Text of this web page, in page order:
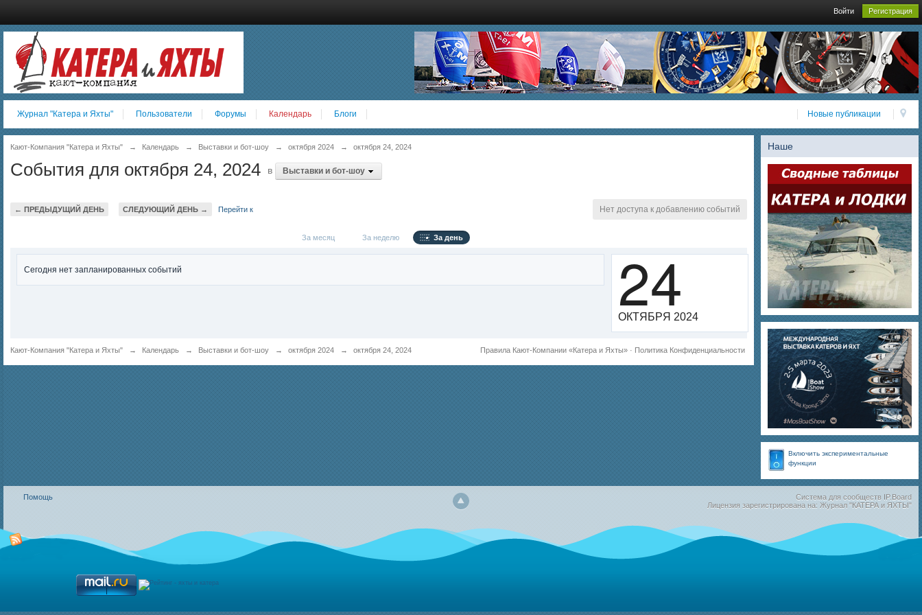
Войти Регистрация
Новые публикации
Журнал "Катера и Яхты" Пользователи Форумы Календарь Блоги
Наше
Включить экспериментальные
функции
Кают-Компания "Катера и Яхты" → Календарь → Выставки и бот-шоу → октября 2024 → октября 24, 2024
События для октября 24, 2024 в Выставки и бот-шоу
← ПРЕДЫДУЩИЙ ДЕНЬ СЛЕДУЮЩИЙ ДЕНЬ → Перейти к Нет доступа к добавлению событий
За месяц За неделю За день
Сегодня нет запланированных событий 24
ОКТЯБРЯ 2024
Кают-Компания "Катера и Яхты" → Календарь → Выставки и бот-шоу → октября 2024 → октября 24, 2024 Политика Конфиденциальности
Правила Кают-Компании «Катера и Яхты» ·
Помощь Система для сообществ IP.Board
Лицензия зарегистрирована на: Журнал "КАТЕРА и ЯХТЫ"